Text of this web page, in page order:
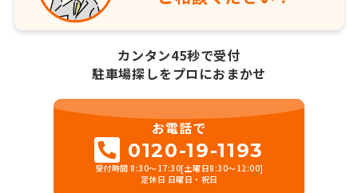
カンタン45秒で受付
駐車場探しをプロにおまかせ
お電話で
0120-19-1193
受付時間 8:30～17:30[土曜日8:30～12:00]
定休日 日曜日・祝日